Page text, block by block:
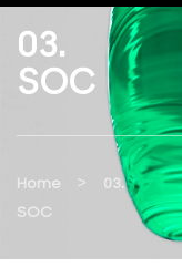
03.
SOC
Home >
03.
SOC